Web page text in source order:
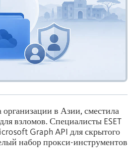
в Азии, сместила
взломов. Специалисты ESET
Graph API для скрытого
набор прокси-инструментов